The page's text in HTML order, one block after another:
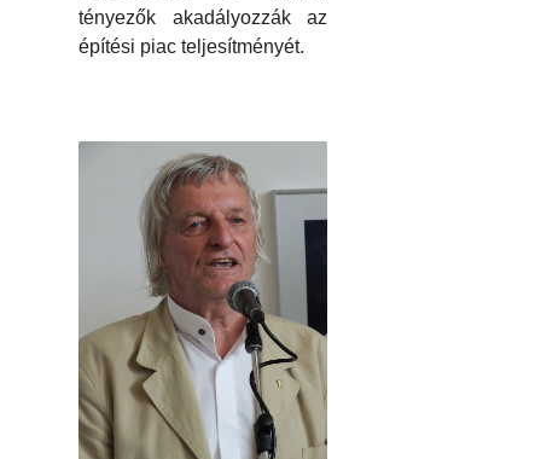
tényezők akadályozzák az
építési piac teljesítményét.